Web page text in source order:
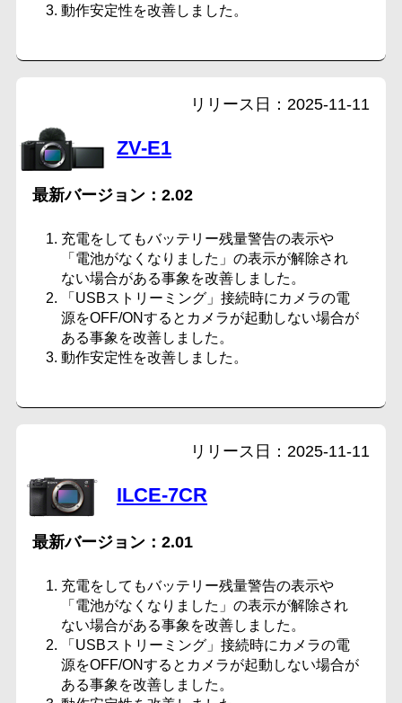
動作安定性を改善しました。
ZV-E1
2.02
2025-11-11
充電をしてもバッテリー残量警告の表示や
「電池がなくなりました」の表示が解除され
ない場合がある事象を改善しました。
「USBストリーミング」接続時にカメラの電
源をOFF/ONするとカメラが起動しない場合が
ある事象を改善しました。
動作安定性を改善しました。
ILCE-7CR
2.01
2025-11-11
充電をしてもバッテリー残量警告の表示や
「電池がなくなりました」の表示が解除され
ない場合がある事象を改善しました。
「USBストリーミング」接続時にカメラの電
源をOFF/ONするとカメラが起動しない場合が
ある事象を改善しました。